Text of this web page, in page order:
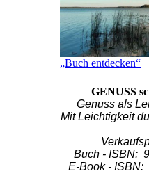
„Buch entdecken“
GENUSS
Genuss als
Mit Leichtigkeit
Buch - ISBN:
E-Book - ISBN: